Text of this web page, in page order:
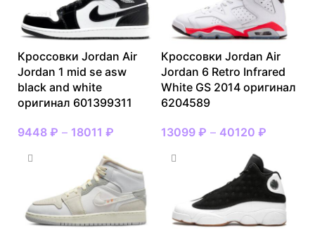
Кроссовки Jordan Air
Jordan 1 mid se asw
black and white
оригинал 601399311
9448 ₽ – 18011 ₽
Кроссовки Jordan Air
Jordan 6 Retro Infrared
White GS 2014 оригинал
6204589
13099 ₽ – 40120 ₽